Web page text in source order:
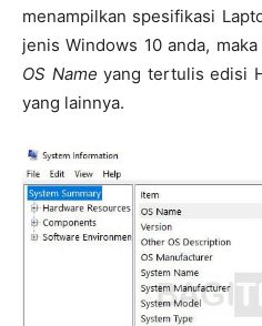
menampilkan spesifikasi
jenis Windows 10 anda,
OS Name yang tertulis edisi
yang lainnya.